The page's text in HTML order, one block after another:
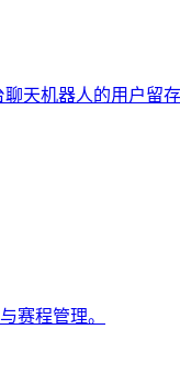
天机器人的用户留存
赛程管理。